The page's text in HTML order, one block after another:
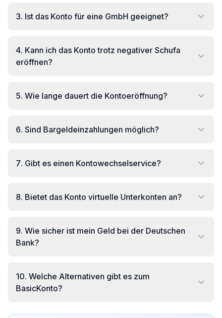
3. Ist das Konto für eine GmbH geeignet?
4. Kann ich das Konto trotz negativer Schufa
eröffnen?
5. Wie lange dauert die Kontoeröffnung?
6. Sind Bargeldeinzahlungen möglich?
7. Gibt es einen Kontowechselservice?
8. Bietet das Konto virtuelle Unterkonten an?
9. Wie sicher ist mein Geld bei der Deutschen
Bank?
10. Welche Alternativen gibt es zum
BasicKonto?